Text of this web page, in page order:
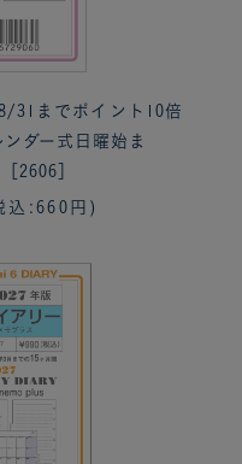
31までポイント10倍
ダー式日曜始ま
2606］
込:660円)